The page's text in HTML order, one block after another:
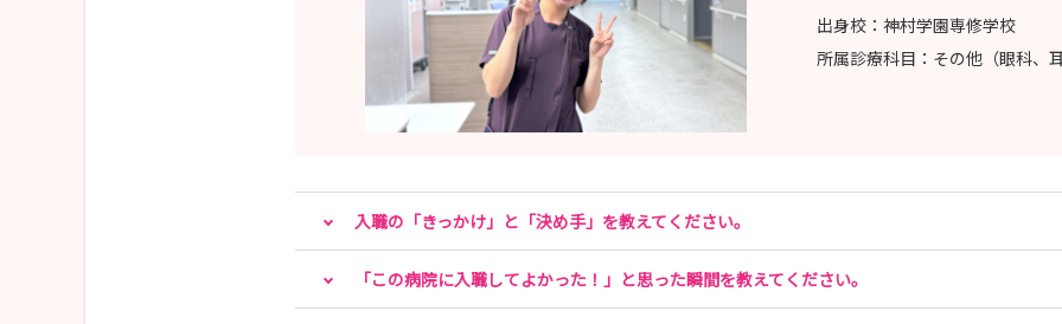
■インターンシップ（10：00～14：30）
出身校： 神村学園専修学校
所属診療科目： その他（眼科、
入職の「きっかけ」と「決め手」を教えてください。
「この病院に入職してよかった！」と思った瞬間を教えてください。